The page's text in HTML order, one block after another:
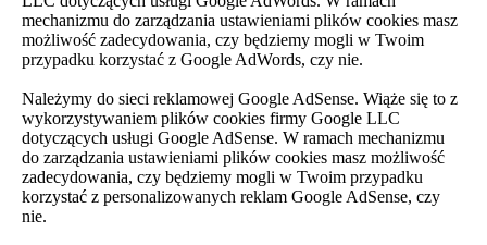
mechanizmu do zarządzania ustawieniami plików cookies masz
możliwość zadecydowania, czy będziemy mogli w Twoim
przypadku korzystać z Google AdWords, czy nie.
Należymy do sieci reklamowej Google AdSense. Wiąże się to z
wykorzystywaniem plików cookies firmy Google LLC
dotyczących usługi Google AdSense. W ramach mechanizmu
do zarządzania ustawieniami plików cookies masz możliwość
zadecydowania, czy będziemy mogli w Twoim przypadku
korzystać z personalizowanych reklam Google AdSense, czy
nie.